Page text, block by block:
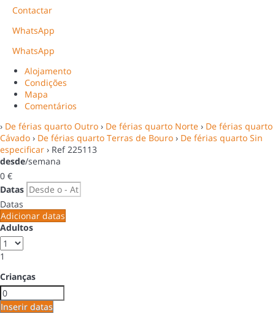
Contactar
WhatsApp
WhatsApp
Alojamento
Condições
Mapa
Comentários
› De férias quarto Outro › De férias quarto Norte › De férias quarto
Cávado › De férias quarto Terras de Bouro › De férias quarto Sin
especificar › Ref 225113
desde/semana
0 €
Datas
Datas
Adicionar datas
Adultos
1
Crianças
Inserir datas